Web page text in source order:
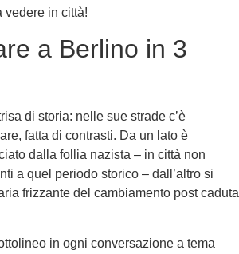
vedere in città!
a Berlino in 3
di storia: nelle sue strade c’è
fatta di contrasti. Da un lato è
dalla follia nazista – in città non
a quel periodo storico – dall’altro si
frizzante del cambiamento post caduta
in ogni conversazione a tema